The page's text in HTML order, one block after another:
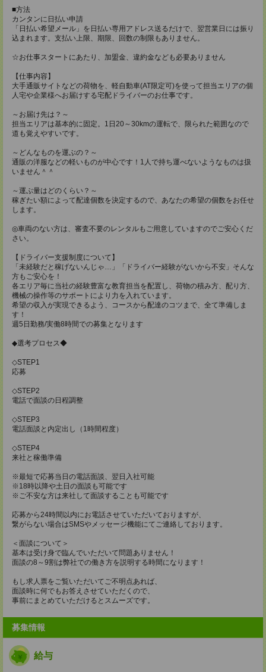
■方法
カンタンに日払い申請
「日払い希望メール」を日払い専用アドレス送るだけで、翌営業日には振り
込まれます。支払い上限、期限、回数の制限もありません。
☆お仕事スタートにあたり、加盟金、違約金なども必要ありません
【仕事内容】
大手通販サイトなどの荷物を、軽自動車(AT限定可)を使って担当エリアの個
人宅や企業様へお届けする宅配ドライバーのお仕事です。
～お届け先は？～
担当エリアは基本的に固定。1日20～30kmの運転で、限られた範囲なので
道も覚えやすいです。
～どんなものを運ぶの？～
通販の洋服などの軽いものが中心です！1人で持ち運べないようなものは扱
いません＾＾
～運ぶ量はどのくらい？～
稼ぎたい額によって配達個数を決定するので、あなたの希望の個数をお任せ
します。
◎車両のない方は、審査不要のレンタルもご用意していますのでご安心くだ
さい。
【ドライバー支援制度について】
「未経験だと稼げないんじゃ…」「ドライバー経験がないから不安」そんな
方もご安心を！
各エリア毎に当社の経験豊富な教育担当を配置し、荷物の積み方、配り方、
機械の操作等のサポートにより力を入れています。
希望の収入が実現できるよう、コースから配達のコツまで、全て準備しま
す！
週5日勤務/実働8時間での募集となります
◆選考プロセス◆
◇STEP1
応募
◇STEP2
電話で面談の日程調整
◇STEP3
電話面談と内定出し（1時間程度）
◇STEP4
来社と稼働準備
※最短で応募当日の電話面談、翌日入社可能
※18時以降や土日の面談も可能です
※ご不安な方は来社して面談することも可能です
応募から24時間以内にお電話させていただいておりますが、
繋がらない場合はSMSやメッセージ機能にてご連絡しております。
＜面談について＞
基本は受け身で臨んでいただいて問題ありません！
面談の8～9割は弊社での働き方を説明する時間になります！
もし求人票をご覧いただいてご不明点あれば、
面談時に何でもお答えさせていただくので、
事前にまとめていただけるとスムーズです。
募集情報
給与